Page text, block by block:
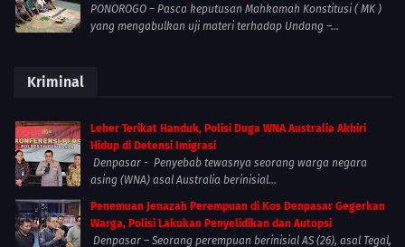
PONOROGO – Pasca keputusan Mahkamah Konstitusi ( MK )
yang mengabulkan uji materi terhadap Undang –...
Kriminal
Leher Terikat Handuk, Polisi Duga WNA Australia Akhiri
Hidup di Detensi Imigrasi
Denpasar - Penyebab tewasnya seorang warga negara
asing (WNA) asal Australia berinisial...
Penemuan Jenazah Perempuan di Kos Denpasar Gegerkan
Warga, Polisi Lakukan Penyelidikan dan Autopsi
Denpasar – Seorang perempuan berinisial AS (26), asal Tegal,